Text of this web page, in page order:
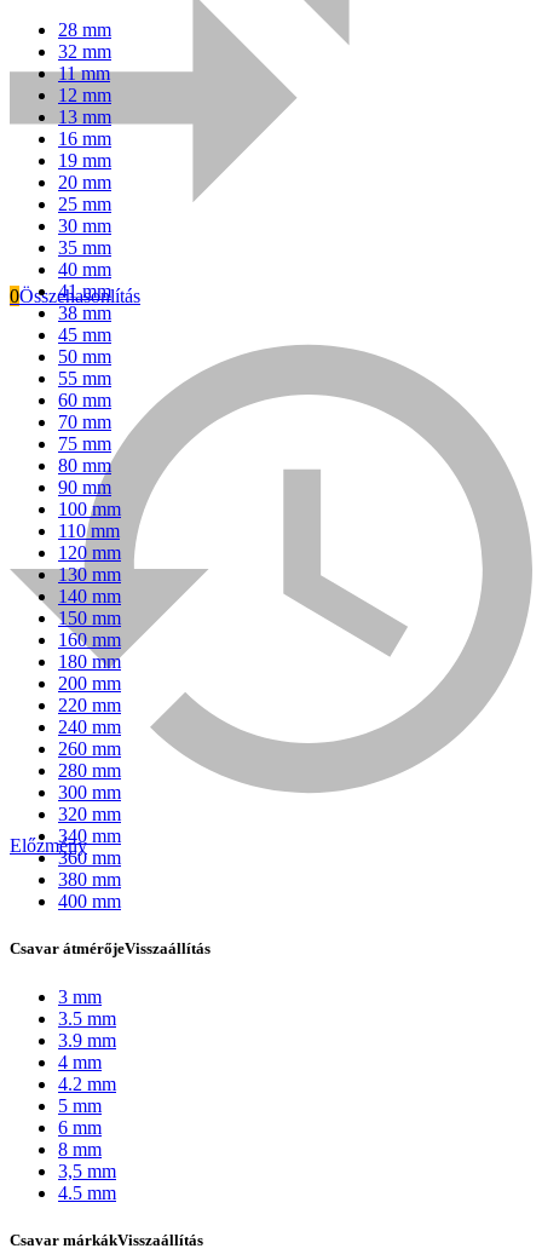
Everwin
Bühnen
0Összehasonlítás
Előzmény
28 mm
32 mm
11 mm
12 mm
13 mm
16 mm
19 mm
20 mm
25 mm
30 mm
35 mm
40 mm
41 mm
38 mm
45 mm
50 mm
55 mm
60 mm
70 mm
75 mm
80 mm
90 mm
100 mm
110 mm
120 mm
130 mm
140 mm
150 mm
160 mm
180 mm
200 mm
220 mm
240 mm
260 mm
280 mm
300 mm
320 mm
340 mm
360 mm
380 mm
400 mm
Csavar átmérőjeVisszaállítás
3 mm
3.5 mm
3.9 mm
4 mm
4.2 mm
5 mm
6 mm
8 mm
3,5 mm
4.5 mm
Csavar márkákVisszaállítás